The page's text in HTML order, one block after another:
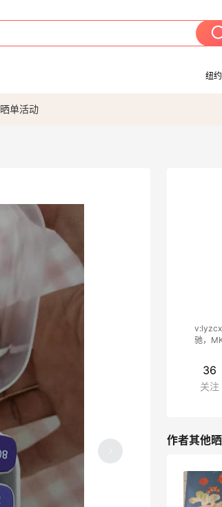
纽
晒单活动
驰，
36
关注
作者其他
每次暑假就需要买课外读物